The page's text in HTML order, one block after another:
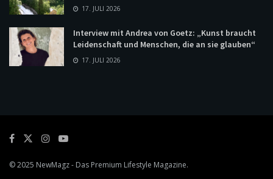
17. JULI 2026
Interview mit Andrea von Goetz: „Kunst braucht
Leidenschaft und Menschen, die an sie glauben“
17. JULI 2026
© 2025 NewMagz- Das Premium Lifestyle Magazine.